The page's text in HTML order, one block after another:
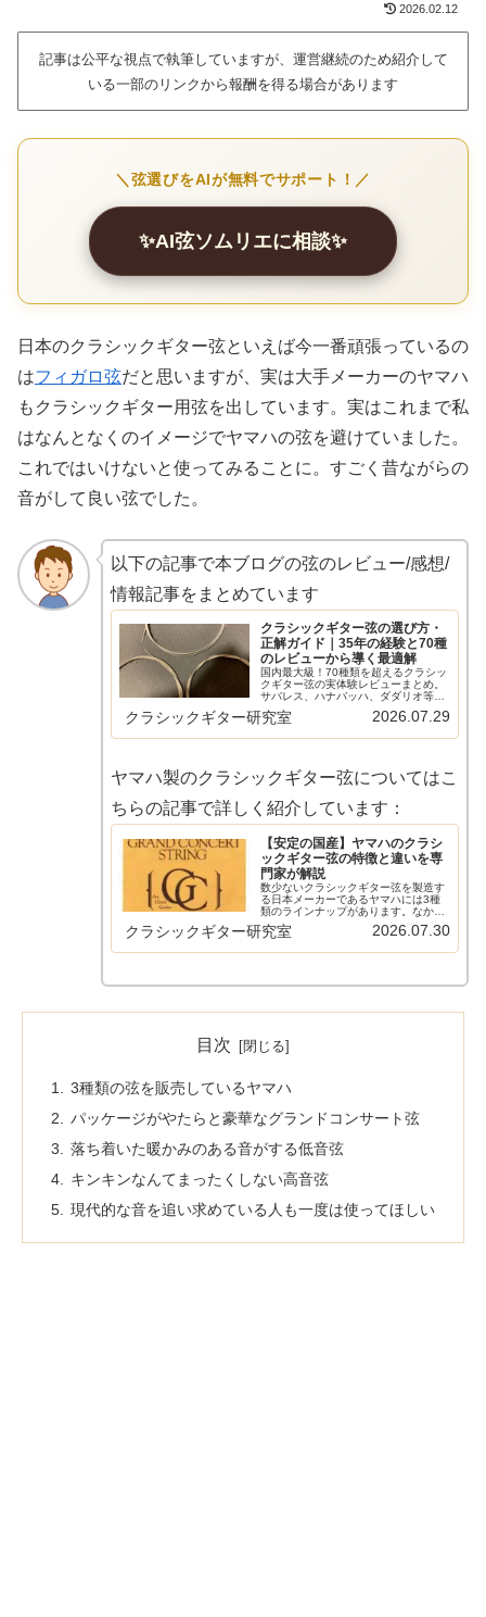
2026.02.12
記事は公平な視点で執筆していますが、運営継続のため紹介して
いる一部のリンクから報酬を得る場合があります
＼弦選びをAIが無料でサポート！／
✨AI弦ソムリエに相談✨
日本のクラシックギター弦といえば今一番頑張っているの
はフィガロ弦だと思いますが、実は大手メーカーのヤマハ
もクラシックギター用弦を出しています。実はこれまで私
はなんとなくのイメージでヤマハの弦を避けていました。
これではいけないと使ってみることに。すごく昔ながらの
音がして良い弦でした。
以下の記事で本ブログの弦のレビュー/感想/
情報記事をまとめています
クラシックギター弦の選び方・
正解ガイド｜35年の経験と70種
のレビューから導く最適解
国内最大級！70種類を超えるクラシッ
クギター弦の実体験レビューまとめ。
サバレス、ハナバッハ、ダダリオ等の
主要メーカーから希少なスペイン弦ま
で網羅。比較早見表やショートカット
クラシックギター研究室 2026.07.29
ヤマハ製のクラシックギター弦についてはこ
ちらの記事で詳しく紹介しています：
【安定の国産】ヤマハのクラシ
ックギター弦の特徴と違いを専
門家が解説
数少ないクラシックギター弦を製造す
る日本メーカーであるヤマハには3種
類のラインナップがあります。なかで
もNS110は価格の安さから人気がある
ようです。この記事ではクラシックギ
クラシックギター研究室 2026.07.30
目次
3種類の弦を販売しているヤマハ
パッケージがやたらと豪華なグランドコンサート弦
落ち着いた暖かみのある音がする低音弦
キンキンなんてまったくしない高音弦
現代的な音を追い求めている人も一度は使ってほしい